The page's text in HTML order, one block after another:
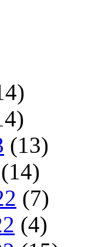
(13)
(14)
(7)
(4)